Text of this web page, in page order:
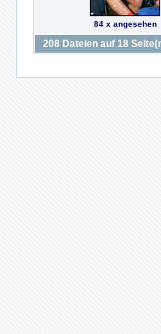
84 x angesehen
208 Dateien auf 18